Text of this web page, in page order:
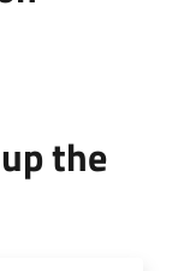
the